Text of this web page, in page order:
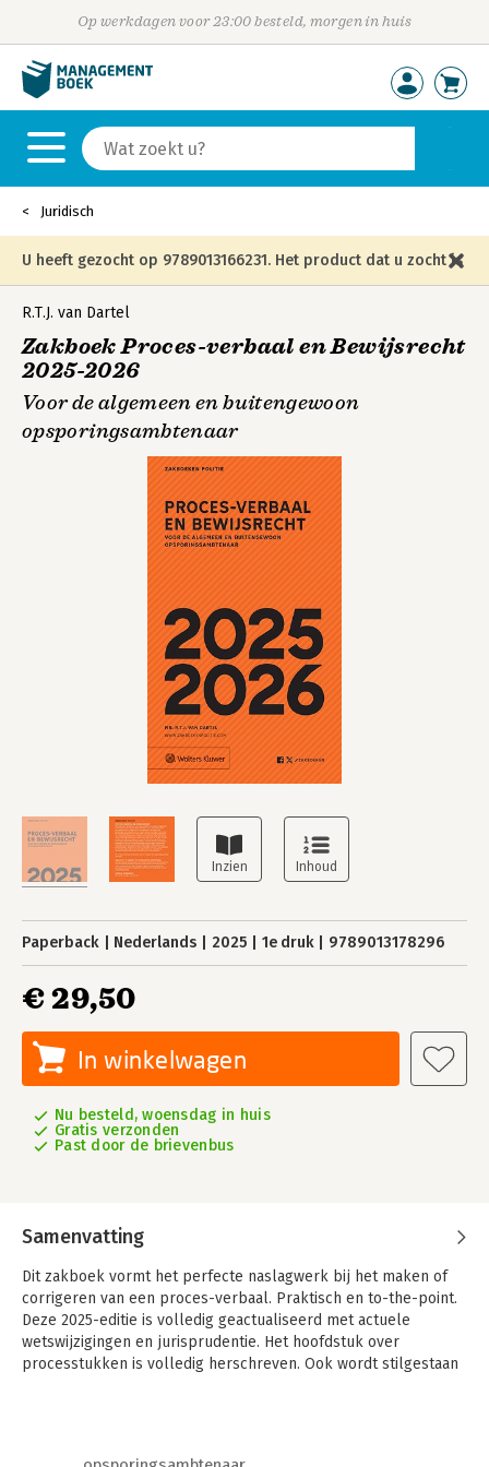
Op werkdagen voor 23:00 besteld, morgen in huis
Juridisch
U heeft gezocht op 9789013166231. Het product dat u zocht is
niet meer in die editie leverbaar en is vervangen door de
onderstaande editie.
R.T.J. van Dartel
Zakboek Proces-verbaal en Bewijsrecht
2025-2026
Voor de algemeen en buitengewoon
opsporingsambtenaar
Paperback Nederlands 2025 1e druk 9789013178296
€ 29,50
In winkelwagen
Nu besteld, woensdag in huis
Gratis verzonden
Past door de brievenbus
Samenvatting
Dit zakboek vormt het perfecte naslagwerk bij het maken of
corrigeren van een proces-verbaal. Praktisch en to-the-point.
Deze 2025-editie is volledig geactualiseerd met actuele
wetswijzigingen en jurisprudentie. Het hoofdstuk over
processtukken is volledig herschreven. Ook wordt stilgestaan